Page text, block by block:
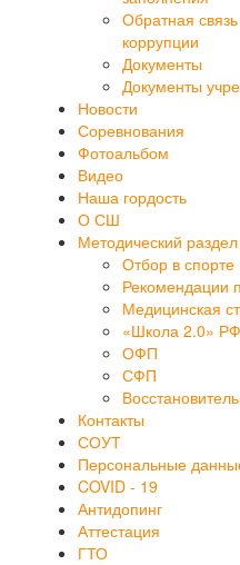
Обратная
коррупции
Документы
Документы
Новости
Соревнования
Фотоальбом
Видео
Наша гордость
О СШ
Методический раздел
Отбор в спорте
Рекомендации
Медицинская
«Школа 2.0»
ОФП
СФП
Контакты
СОУТ
Персональные
COVID - 19
Антидопинг
Аттестация
ГТО